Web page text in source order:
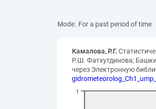
Mode: For a past period of time
Камалова, Р.Г.
Р.Ш. Фатхутдинова;
через Электронную